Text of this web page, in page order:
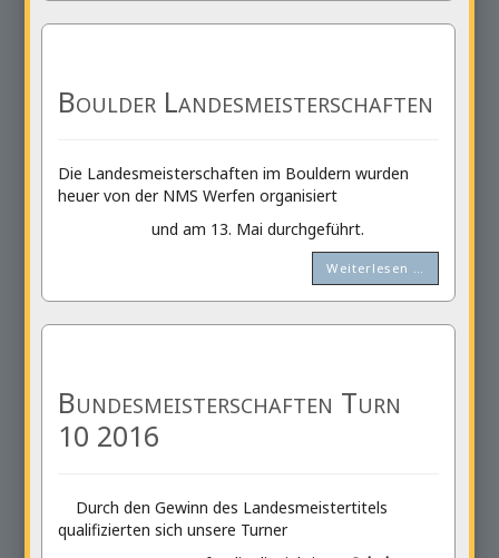
Boulder Landesmeisterschaften
Die Landesmeisterschaften im Bouldern wurden
heuer von der NMS Werfen organisiert
und am 13. Mai durchgeführt.
Weiterlesen …
Bundesmeisterschaften Turn
10 2016
Durch den Gewinn des Landesmeistertitels
qualifizierten sich unsere Turner